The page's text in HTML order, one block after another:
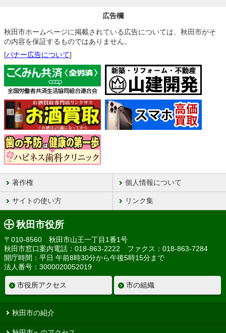
広告欄
秋田市ホームページに掲載されている広告については、秋田市がそ
の内容を保証するものではありません。
[バナー広告について]
著作権 個人情報について
サイトの使い方 リンク集
秋田市役所
〒010-8560 秋田市山王一丁目1番1号
秋田市窓口案内電話：018-863-2222 ファクス：018-863-7284
開庁時間：平日 午前8時30分から午後5時15分まで
法人番号：3000020052019
市役所アクセス 市の組織
秋田市の紹介